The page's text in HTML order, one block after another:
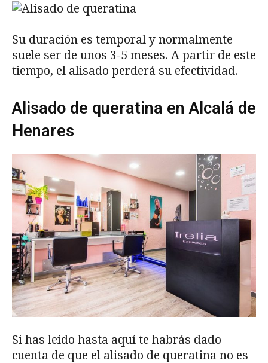
Su duración es temporal y normalmente
suele ser de unos 3-5 meses. A partir de este
tiempo, el alisado perderá su efectividad.
Alisado de queratina en Alcalá de
Henares
Si has leído hasta aquí te habrás dado
cuenta de que el alisado de queratina no es